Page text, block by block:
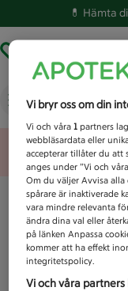
💊 Hämta
Vad letar
Vi bryr oss om din
Vi och våra1 partners
webbläsardata eller
accepterar tillåter du att
anges under ”Vi och
Om du väljer Avvisa alla
spårare är inaktiverade
vara mindre relevanta
ändra dina val eller
på länken Anpassa
kommer att ha effekt
integritetspolicy.
Vi och våra